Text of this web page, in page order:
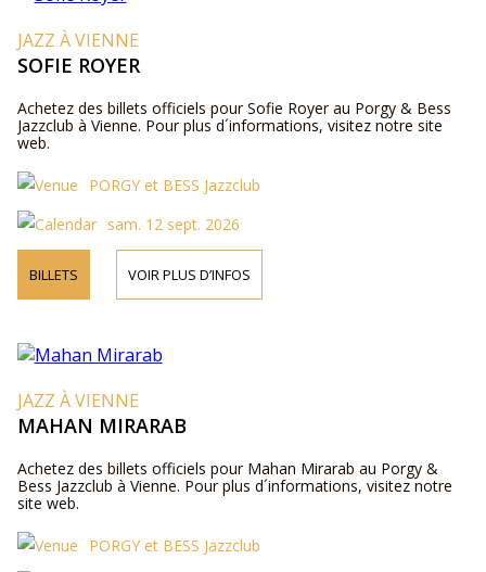
JAZZ À VIENNE
SOFIE ROYER
Achetez des billets officiels pour Sofie Royer au Porgy & Bess
Jazzclub à Vienne. Pour plus d´informations, visitez notre site
web.
PORGY et BESS Jazzclub
sam. 12 sept. 2026
BILLETS VOIR PLUS D’INFOS
JAZZ À VIENNE
MAHAN MIRARAB
Achetez des billets officiels pour Mahan Mirarab au Porgy &
Bess Jazzclub à Vienne. Pour plus d´informations, visitez notre
site web.
PORGY et BESS Jazzclub